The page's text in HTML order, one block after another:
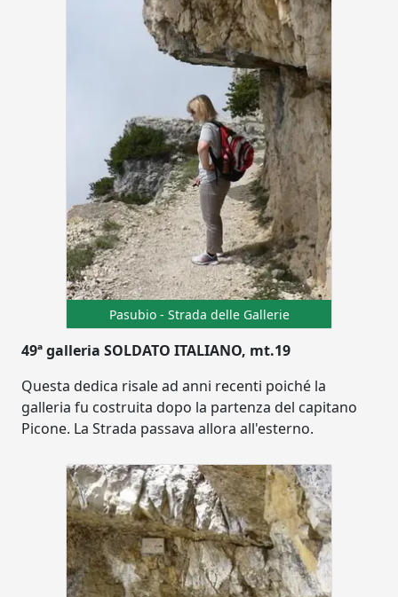
Pasubio - Strada delle Gallerie
49ª galleria SOLDATO ITALIANO, mt.19
Questa dedica risale ad anni recenti poiché la
galleria fu costruita dopo la partenza del capitano
Picone. La Strada passava allora all'esterno.